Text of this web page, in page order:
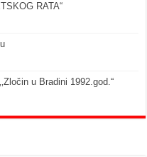
RATA“
u Bradini 1992.god.“